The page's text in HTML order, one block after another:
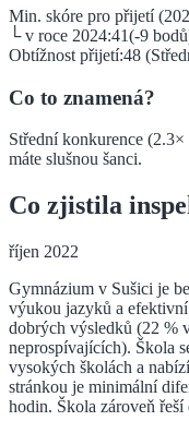
Min. skóre pro přijetí
└ v roce 2024:41(-9
Obtížnost přijetí:48 (
Co to znamená?
Střední konkurence
máte slušnou šanci.
Co zjistila
říjen 2022
Gymnázium v Sušici je
výukou jazyků a
dobrých výsledků (22 %
neprospívajících). Škola
vysokých školách a
stránkou je minimální
hodin. Škola zároveň